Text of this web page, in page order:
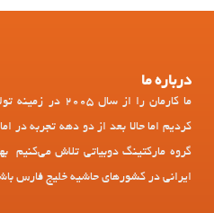
درباره ما
ما کارمان را از
کردیم اما حالا بعد از دو دهه تجربه در
گروه مارکتینگ دوبیاتی تلاش می‌کنیم
ایرانی در کشورهای حاشیه خلیج فارس